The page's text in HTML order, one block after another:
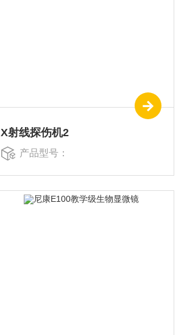
X射线探伤机2
产品型号：